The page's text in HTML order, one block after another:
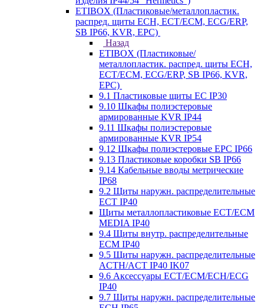
ETIBOX (Пластиковые/металлопластик.
распред. щиты ECH, ECT/ECM, ECG/ERP,
SB IP66, KVR, EPC)
Назад
ETIBOX (Пластиковые/
металлопластик. распред. щиты ECH,
ECT/ECM, ECG/ERP, SB IP66, KVR,
EPC)
9.1 Пластиковые щиты EC IP30
9.10 Шкафы полиэстеровые
армированные KVR IP44
9.11 Шкафы полиэстеровые
армированные KVR IP54
9.12 Шкафы полиэстеровые EPC IP66
9.13 Пластиковые коробки SB IP66
9.14 Кабельные вводы метрические
IP68
9.2 Щиты наружн. распределительные
ECT IP40
Щиты металлопластиковые ECT/ECM
MEDIA IP40
9.4 Щиты внутр. распределительные
ECМ IP40
9.5 Щиты наружн. распределительные
ACTH/ACT IP40 IK07
9.6 Аксессуары ECT/ECM/ECH/ECG
IP40
9.7 Щиты наружн. распределительные